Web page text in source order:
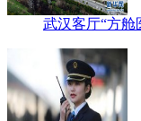
武汉客厅“方舱